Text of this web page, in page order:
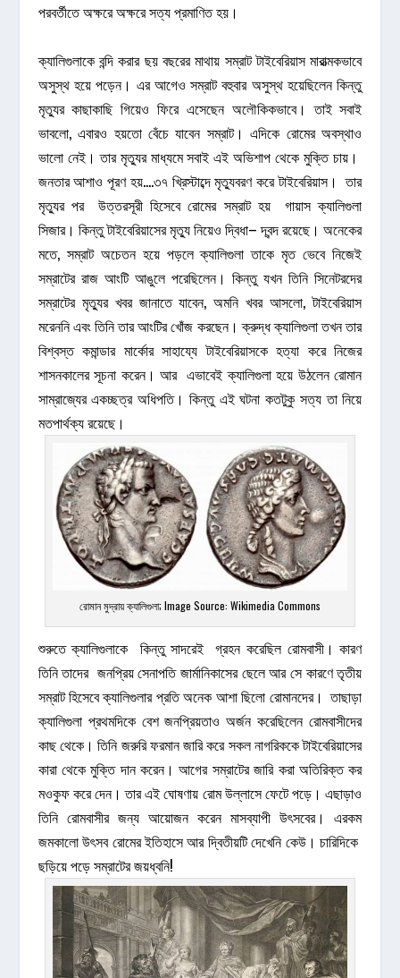
পরবর্তীতে অক্ষরে অক্ষরে সত্য প্রমাণিত হয়।
ক্যালিগুলাকে বন্দি করার ছয় বছরের মাথায় সম্রাট টাইবেরিয়াস মারাত্মকভাবে
অসুস্থ হয়ে পড়েন। এর আগেও সম্রাট বহুবার অসুস্থ হয়েছিলেন কিন্তু
মৃত্যুর কাছাকাছি গিয়েও ফিরে এসেছেন অলৌকিকভাবে। তাই সবাই
ভাবলো, এবারও হয়তো বেঁচে যাবেন সম্রাট। এদিকে রোমের অবস্থাও
ভালো নেই। তার মৃত্যুর মাধ্যমে সবাই এই অভিশাপ থেকে মুক্তি চায়।
জনতার আশাও পূরণ হয়….৩৭ খ্রিস্টাব্দে মৃত্যুবরণ করে টাইবেরিয়াস। তার
মৃত্যুর পর উত্তরসূরী হিসেবে রোমের সম্রাট হয় গায়াস ক্যালিগুলা
সিজার। কিন্তু টাইবেরিয়াসের মৃত্যু নিয়েও দ্বিধা– দ্বন্দ রয়েছে। অনেকের
মতে, সম্রাট অচেতন হয়ে পড়লে ক্যালিগুলা তাকে মৃত ভেবে নিজেই
সম্রাটের রাজ আংটি আঙুলে পরেছিলেন। কিন্তু যখন তিনি সিনেটরদের
সম্রাটের মৃত্যুর খবর জানাতে যাবেন, অমনি খবর আসলো, টাইবেরিয়াস
মরেননি এবং তিনি তার আংটির খোঁজ করছেন। ক্রুদ্ধ ক্যালিগুলা তখন তার
বিশ্বস্ত কমান্ডার মার্কোর সাহায্যে টাইবেরিয়াসকে হত্যা করে নিজের
শাসনকালের সূচনা করেন। আর এভাবেই ক্যালিগুলা হয়ে উঠলেন রোমান
সাম্রাজ্যের একচ্ছত্র অধিপতি। কিন্তু এই ঘটনা কতটুকু সত্য তা নিয়ে
মতপার্থক্য রয়েছে।
রোমান মুদ্রায় ক্যালিগুলা; Image Source: Wikimedia Commons
শুরুতে ক্যালিগুলাকে কিন্তু সাদরেই গ্রহন করেছিল রোমবাসী। কারণ
তিনি তাদের জনপ্রিয় সেনাপতি জার্মানিকাসের ছেলে আর সে কারণে তৃতীয়
সম্রাট হিসেবে ক্যালিগুলার প্রতি অনেক আশা ছিলো রোমানদের। তাছাড়া
ক্যালিগুলা প্রথমদিকে বেশ জনপ্রিয়তাও অর্জন করেছিলেন রোমবাসীদের
কাছ থেকে। তিনি জরুরি ফরমান জারি করে সকল নাগরিককে টাইবেরিয়াসের
কারা থেকে মুক্তি দান করেন। আগের সম্রাটের জারি করা অতিরিক্ত কর
মওকুফ করে দেন। তার এই ঘোষণায় রোম উল্লাসে ফেটে পড়ে। এছাড়াও
তিনি রোমবাসীর জন্য আয়োজন করেন মাসব্যাপী উৎসবের। এরকম
জমকালো উৎসব রোমের ইতিহাসে আর দ্বিতীয়টি দেখেনি কেউ। চারিদিকে
ছড়িয়ে পড়ে সম্রাটের জয়ধ্বনি!